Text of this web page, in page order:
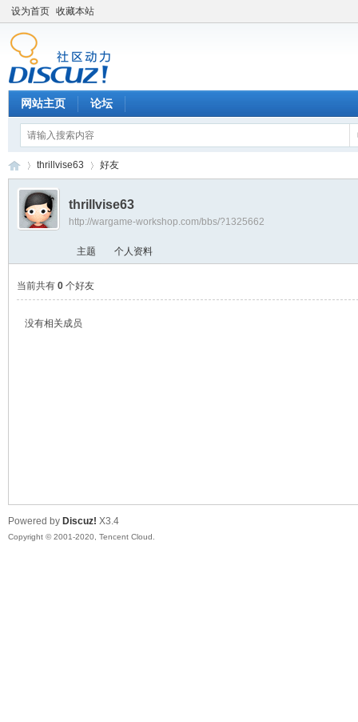
设为首页 收藏本站
网站主页 论坛
›
thrillvise63 好友
thrillvise63
http://wargame-workshop.com/bbs/?1325662
主题 个人资料
当前共有 0个好友
没有相关成员
Powered by Discuz! X3.4
Copyright © 2001-2020, Tencent Cloud.